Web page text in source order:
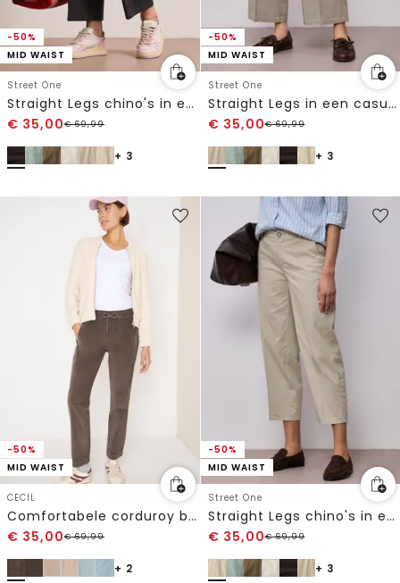
-50%
MID WAIST
Street One
Straight Legs chino's in een casual pasvorm
€ 35,00€69,99
+ 3
-50%
MID WAIST
Street One
Straight Legs in een casual pasvorm
€ 35,00€69,99
+ 3
-50%
MID WAIST
CECIL
Comfortabele corduroy broek
€ 35,00€69,99
+ 2
-50%
MID WAIST
Street One
Straight Legs chino's in een casual pasvorm
€ 35,00€69,99
+ 3